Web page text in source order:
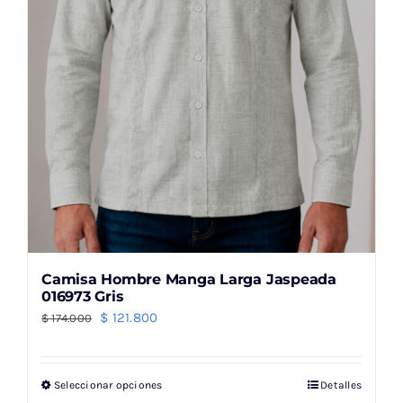
página
de
producto
Camisa Hombre Manga Larga Jaspeada
016973 Gris
$174.000
El
era:
$ 121.800
es:
Seleccionar opcionesEste
Detalles